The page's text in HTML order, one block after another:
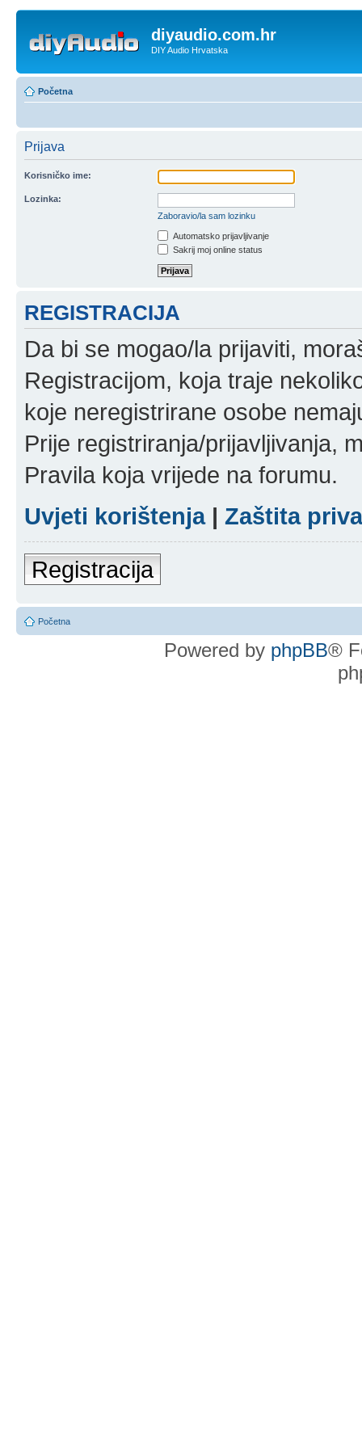
diyaudio.com.hr
DIY Audio Hrvatska
Početna
Prijava
Korisničko ime:
Lozinka:
Zaboravio/la sam lozinku
Automatsko prijavljivanje
Sakrij moj online status
REGISTRACIJA
Da bi se mogao/la prijaviti,
Registracijom, koja traje
koje neregistrirane osobe
Prije registriranja/prijavljivanja,
Pravila koja vrijede na forumu.
Uvjeti korištenja| Zaštita
Registracija
Početna
Powered by phpBB®